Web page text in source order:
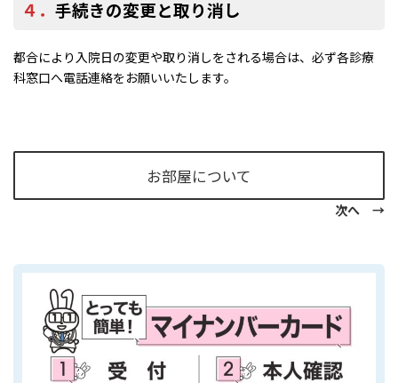
４．手続きの変更と取り消し
都合により入院日の変更や取り消しをされる場合は、必ず各診療
科窓口へ電話連絡をお願いいたします。
お部屋について
次へ →